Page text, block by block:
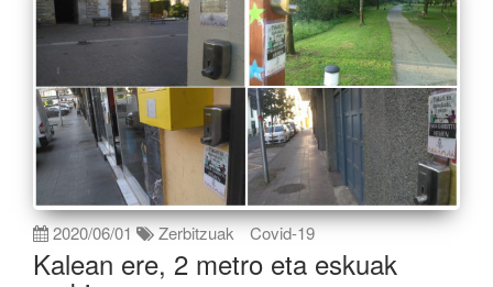
2020/06/01 Zerbitzuak Covid-19
Kalean ere, 2 metro eta eskuak